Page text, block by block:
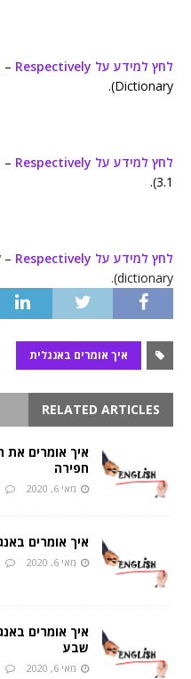
לחץ למידע על Respectively
Dictionary).
לחץ למידע על Respectively
3.1).
לחץ למידע על Respectively
dictionary).
איך אומרים באנגלית
RELATED ARTICLES
איך אומרים את
חפירה
מאי 6, 2020
איך אומרים
מאי 6, 2020
איך אומרים
שבע
מאי 6, 2020